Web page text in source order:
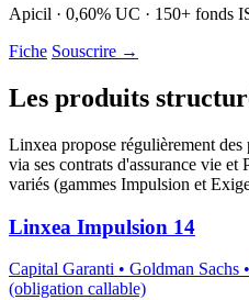
Apicil · 0,60% UC · 150+ fonds
Fiche Souscrire →
Les produits
Linxea propose régulièrement
via ses contrats d'assurance vie
variés (gammes Impulsion et
Linxea Impulsion 14
Capital Garanti • Goldman Sachs
(obligation callable)